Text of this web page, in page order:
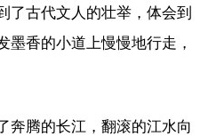
了古代文人的壮举，体会到
墨香的小道上慢慢地行走，
奔腾的长江，翻滚的江水向